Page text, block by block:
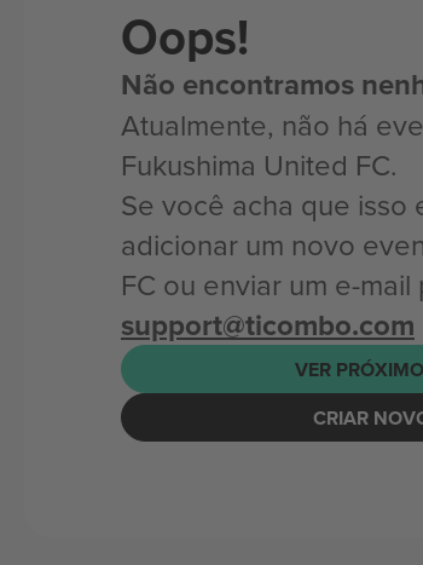
Oops!
Não encontramos
Atualmente, não há
Fukushima United FC.
Se você acha que
adicionar um novo
FC ou enviar um e-mail
support@ticombo.com
VER
CRIAR